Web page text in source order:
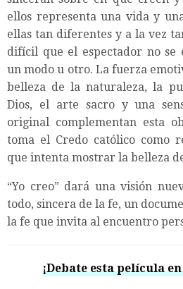
ellos representa una vida y
ellas tan diferentes y a la vez
difícil que el espectador no se
un modo u otro. La fuerza
belleza de la naturaleza, la
Dios, el arte sacro y una
original complementan esta
toma el Credo católico como
que intenta mostrar la belleza
“Yo creo” dará una visión
todo, sincera de la fe, un
la fe que invita al encuentro
¡Debate esta película